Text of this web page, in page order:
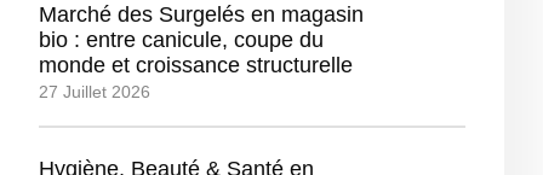
Marché des Surgelés en magasin
bio : entre canicule, coupe du
monde et croissance structurelle
27 Juillet 2026
Hygiène, Beauté & Santé en